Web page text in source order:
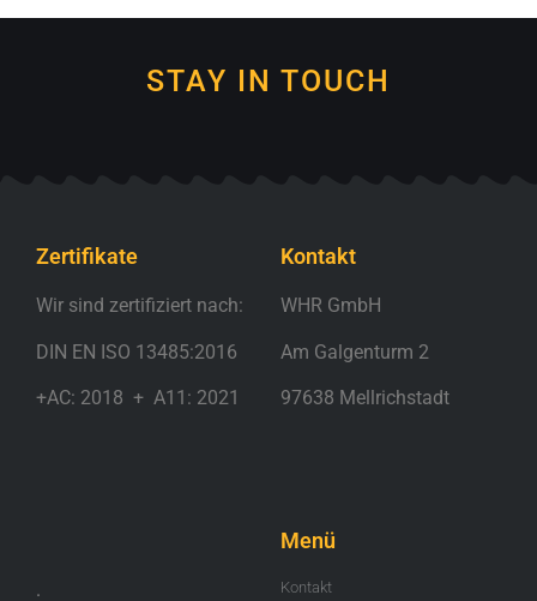
STAY IN TOUCH
Zertifikate
Wir sind zertifiziert nach:
DIN EN ISO 13485:2016
+AC: 2018 + A11: 2021
Kontakt
WHR GmbH
Am Galgenturm 2
97638 Mellrichstadt
.
Menü
Kontakt